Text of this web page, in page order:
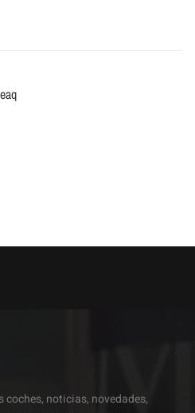
coches, noticias, novedades,